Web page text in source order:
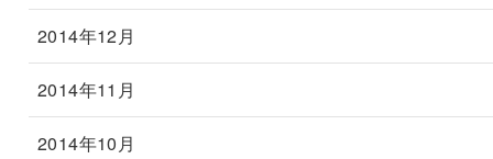
2014年12月
2014年11月
2014年10月